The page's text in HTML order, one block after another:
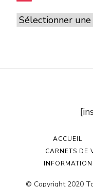
Catégories
© Copyright 2020
ACCUEIL
CARNETS DE